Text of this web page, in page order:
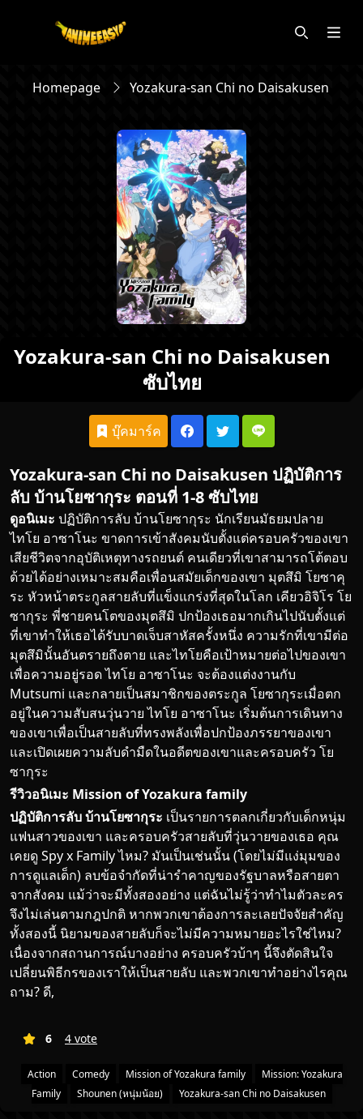
Homepage Yozakura-san Chi no Daisakusen ซับไ
Yozakura-san Chi no Daisakusen
ซับไทย
บุ๊คมาร์ค
Yozakura-san Chi no Daisakusen ปฏิบัติการ
ลับ บ้านโยซากุระ ตอนที่ 1-8 ซับไทย
ดูอนิเมะ ปฏิบัติการลับ บ้านโยซากุระ นักเรียนมัธยมปลาย
ไทโย อาซาโนะ ขาดการเข้าสังคมนับตั้งแต่ครอบครัวของเขา
เสียชีวิตจากอุบัติเหตุทางรถยนต์ คนเดียวที่เขาสามารถโต้ตอบ
ด้วยได้อย่างเหมาะสมคือเพื่อนสมัยเด็กของเขา มุตสึมิ โยซาคุ
ระ หัวหน้าตระกูลสายลับที่แข็งแกร่งที่สุดในโลก เคียวอิจิโร โย
ซากุระ พี่ชายคนโตของมุตสึมิ ปกป้องเธอมากเกินไปนับตั้งแต่
ที่เขาทำให้เธอได้รับบาดเจ็บสาหัสครั้งหนึ่ง ความรักที่เขามีต่อ
มุตสึมินั้นอันตรายถึงตาย และไทโยคือเป้าหมายต่อไปของเขา
เพื่อความอยู่รอด ไทโย อาซาโนะ จะต้องแต่งงานกับ
Mutsumi และกลายเป็นสมาชิกของตระกูล โยซากุระเมื่อตก
อยู่ในความสับสนวุ่นวาย ไทโย อาซาโนะ เริ่มต้นการเดินทาง
ของเขาเพื่อเป็นสายลับที่ทรงพลังเพื่อปกป้องภรรยาของเขา
และเปิดเผยความลับดำมืดในอดีตของเขาและครอบครัว โย
ซากุระ
รีวิวอนิเมะ Mission of Yozakura family
ปฏิบัติการลับ บ้านโยซากุระ เป็นรายการตลกเกี่ยวกับเด็กหนุ่ม
แฟนสาวของเขา และครอบครัวสายลับที่วุ่นวายของเธอ คุณ
เคยดู Spy x Family ไหม? มันเป็นเช่นนั้น (โดยไม่มีแง่มุมของ
การดูแลเด็ก) ลบข้อจำกัดที่น่ารำคาญของรัฐบาลหรือสายตา
จากสังคม แม้ว่าจะมีทั้งสองอย่าง แต่ฉันไม่รู้ว่าทำไมตัวละคร
จึงไม่เล่นตามกฎปกติ หากพวกเขาต้องการละเลยปัจจัยสำคัญ
ทั้งสองนี้ นิยามของสายลับก็จะไม่มีความหมายอะไรใช่ไหม?
เนื่องจากสถานการณ์บางอย่าง ครอบครัวบ้าๆ นี้จึงตัดสินใจ
เปลี่ยนพิธีกรของเราให้เป็นสายลับ และพวกเขาทำอย่างไรคุณ
ถาม? ดี,
6 4 vote
Action Comedy Mission of Yozakura family
Mission: Yozakura
Family
Shounen (หนุ่มน้อย) Yozakura-san Chi no Daisakusen